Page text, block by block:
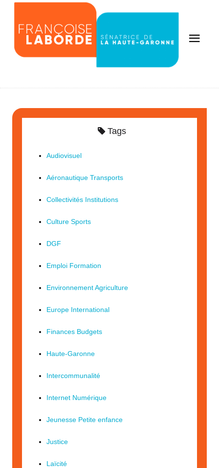
Tags
Audiovisuel
Aéronautique Transports
Collectivités Institutions
Culture Sports
DGF
Emploi Formation
Environnement Agriculture
Europe International
Finances Budgets
Haute-Garonne
Intercommunalité
Internet Numérique
Jeunesse Petite enfance
Justice
Laïcité